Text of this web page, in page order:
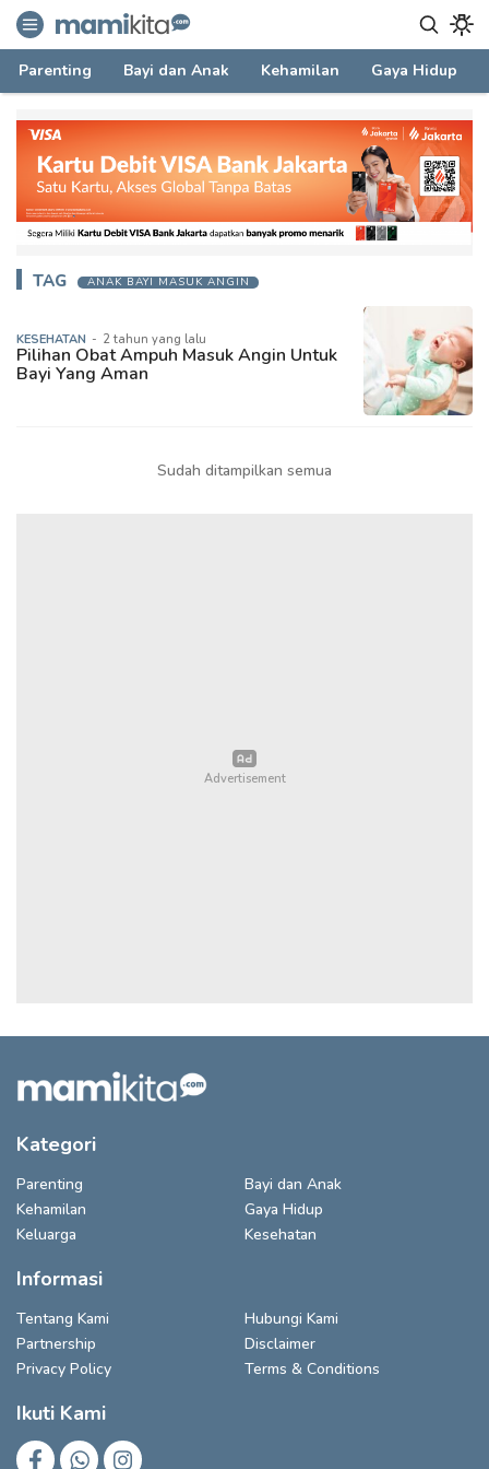
mamikita.com
Informasi Parenting untuk Mami Milenial
Parenting Bayi dan Anak Kehamilan Gaya Hidup
TAG ANAK BAYI MASUK ANGIN
KESEHATAN - 2 tahun yang lalu
Pilihan Obat Ampuh Masuk Angin Untuk
Bayi Yang Aman
Sudah ditampilkan semua
Kategori
Parenting
Bayi dan Anak
Kehamilan
Gaya Hidup
Keluarga
Kesehatan
Informasi
Tentang Kami
Hubungi Kami
Partnership
Disclaimer
Privacy Policy
Terms & Conditions
Ikuti Kami